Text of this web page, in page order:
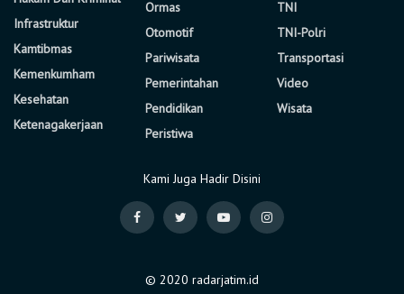
Infrastruktur
Kamtibmas
Kemenkumham
Kesehatan
Ketenagakerjaan
Ormas
Otomotif
Pariwisata
Pemerintahan
Pendidikan
Peristiwa
TNI
TNI-Polri
Transportasi
Video
Wisata
Kami Juga Hadir Disini
© 2020 radarjatim.id